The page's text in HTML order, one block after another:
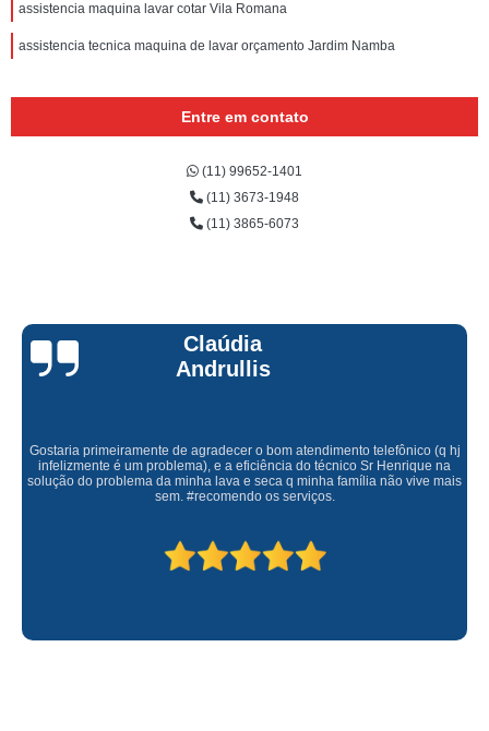
assistencia maquina lavar cotar Vila Romana
assistencia tecnica maquina de lavar orçamento Jardim Namba
Entre em contato
(11) 99652-1401
(11) 3673-1948
(11) 3865-6073
Claúdia
Andrullis
Gostaria primeiramente de agradecer o bom atendimento telefônico (q hj
infelizmente é um problema), e a eficiência do técnico Sr Henrique na
solução do problema da minha lava e seca q minha família não vive mais
sem. #recomendo os serviços.